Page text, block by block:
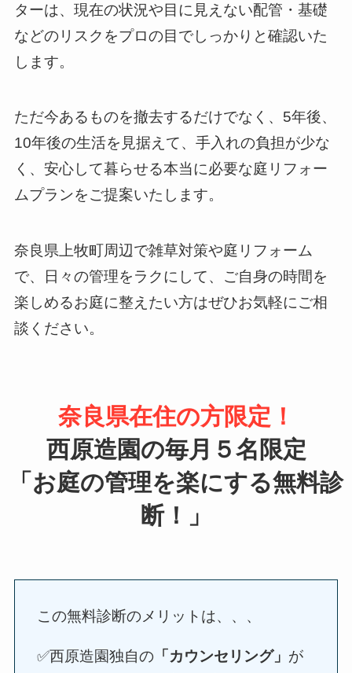
ターは、現在の状況や目に見えない配管・基礎
などのリスクをプロの目でしっかりと確認いた
します。
ただ今あるものを撤去するだけでなく、5年後、
10年後の生活を見据えて、手入れの負担が少な
く、安心して暮らせる本当に必要な庭リフォー
ムプランをご提案いたします。
奈良県上牧町周辺で雑草対策や庭リフォーム
で、日々の管理をラクにして、ご自身の時間を
楽しめるお庭に整えたい方はぜひお気軽にご相
談ください。
奈良県在住の方限定！
西原造園の毎月５名限定
「お庭の管理を楽にする無料診
断！」
この無料診断のメリットは、、、
✅西原造園独自の 「カウンセリング」 が